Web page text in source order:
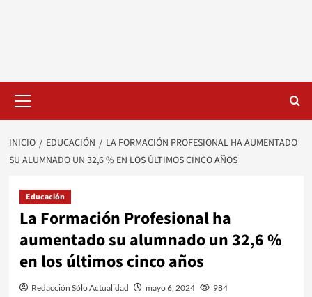
principal
INICIO EDUCACIÓN
LA FORMACIÓN PROFESIONAL HA AUMENTADO
SU ALUMNADO UN 32,6 % EN LOS ÚLTIMOS CINCO AÑOS
Educación
La Formación Profesional ha
aumentado su alumnado un 32,6 %
en los últimos cinco años
Redacción Sólo Actualidad mayo 6, 2024 984